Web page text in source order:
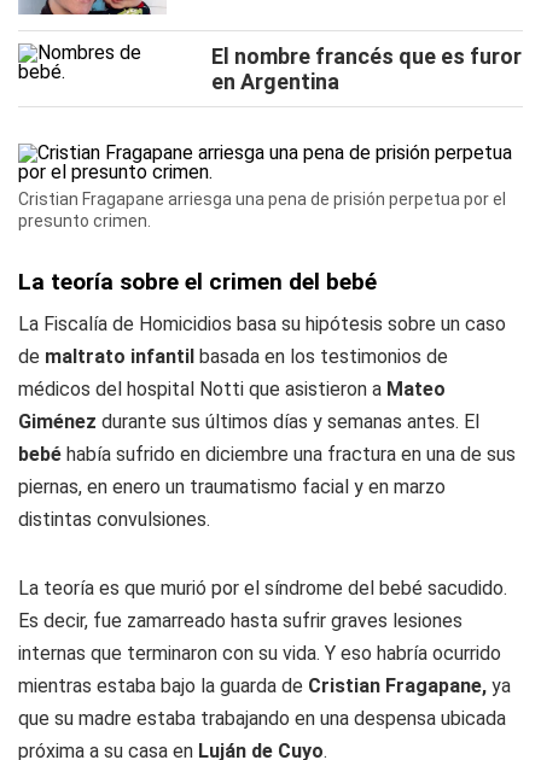
El nombre francés que es furor
en Argentina
Cristian Fragapane arriesga una pena de prisión perpetua por el
presunto crimen.
La teoría sobre el crimen del bebé
La Fiscalía de Homicidios basa su hipótesis sobre un caso
de maltrato infantil basada en los testimonios de
médicos del hospital Notti que asistieron a Mateo
Giménez durante sus últimos días y semanas antes. El
bebé había sufrido en diciembre una fractura en una de sus
piernas, en enero un traumatismo facial y en marzo
distintas convulsiones.
La teoría es que murió por el síndrome del bebé sacudido.
Es decir, fue zamarreado hasta sufrir graves lesiones
internas que terminaron con su vida. Y eso habría ocurrido
mientras estaba bajo la guarda de Cristian Fragapane, ya
que su madre estaba trabajando en una despensa ubicada
próxima a su casa en Luján de Cuyo.